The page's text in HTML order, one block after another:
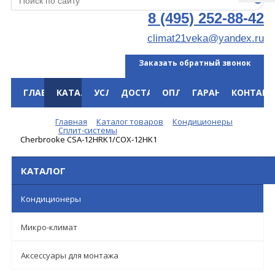
8 (495) 252-88-42
climat21veka@yandex.ru
Заказать обратный звонок
ГЛАВНАЯКАТАЛОГУСЛУГИДОСТАВКАОПЛАТАГАРАНТИЯ
Главная Каталог товаров Кондиционеры
Сплит-системы
Cherbrooke CSA-12HRK1/COX-12HK1
КАТАЛОГ
Кондиционеры
Микро-климат
Аксессуары для монтажа